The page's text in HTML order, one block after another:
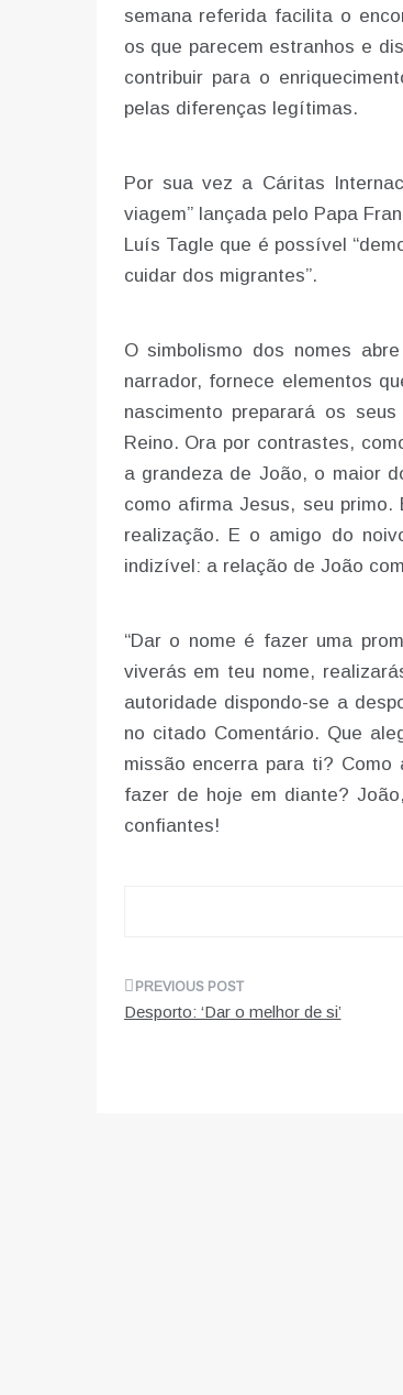
semana referida facilita o
os que parecem estranhos e
contribuir para o
pelas diferenças legítimas.
Por sua vez a Cáritas
viagem” lançada pelo Papa
Luís Tagle que é possível
cuidar dos migrantes”.
O simbolismo dos nomes
narrador, fornece elementos
nascimento preparará os
Reino. Ora por contrastes,
a grandeza de João, o maior
como afirma Jesus, seu
realização. E o amigo do
indizível: a relação de João
“Dar o nome é fazer uma
viverás em teu nome,
autoridade dispondo-se a
no citado Comentário. Que
missão encerra para ti?
fazer de hoje em diante?
confiantes!
Navegação
Desporto: ‘Dar o melhor de si’